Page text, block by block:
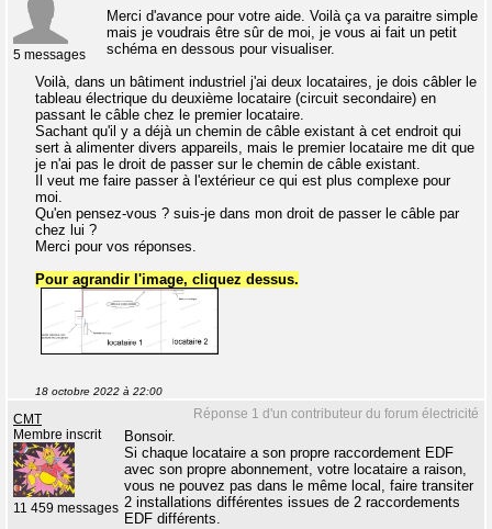
5 messages
Merci d'avance pour votre aide. Voilà ça va paraitre simple
mais je voudrais être sûr de moi, je vous ai fait un petit
schéma en dessous pour visualiser.
Voilà, dans un bâtiment industriel j'ai deux locataires, je dois câbler le
tableau électrique du deuxième locataire (circuit secondaire) en
passant le câble chez le premier locataire.
Sachant qu'il y a déjà un chemin de câble existant à cet endroit qui
sert à alimenter divers appareils, mais le premier locataire me dit que
je n'ai pas le droit de passer sur le chemin de câble existant.
Il veut me faire passer à l'extérieur ce qui est plus complexe pour
moi.
Qu'en pensez-vous ? suis-je dans mon droit de passer le câble par
chez lui ?
Merci pour vos réponses.
Pour agrandir l'image, cliquez dessus.
18 octobre 2022 à 22:00
Réponse 1 d'un contributeur du forum électricité
CMT
Membre inscrit
11 459 messages
Bonsoir.
Si chaque locataire a son propre raccordement EDF
avec son propre abonnement, votre locataire a raison,
vous ne pouvez pas dans le même local, faire transiter
2 installations différentes issues de 2 raccordements
EDF différents.